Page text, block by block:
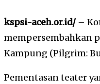
kspsi-aceh.or.id/–
mempersembahkan
Kampung (Pilgrim:
Pementasan teater